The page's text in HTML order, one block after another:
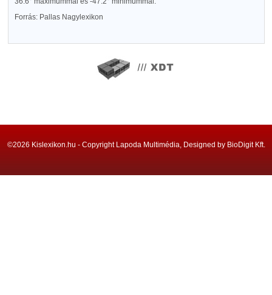
Forrás: Pallas Nagylexikon
©2026 Kislexikon.hu - Copyright Lapoda Multimédia, Designed by BioDigit Kft.